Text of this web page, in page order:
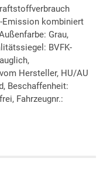
Emission kombiniert
Grau,
BVFK-
Hersteller, HU/AU
Beschaffenheit:
Fahrzeugnr.: